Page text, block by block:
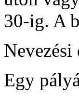
30-ig. A
Egy